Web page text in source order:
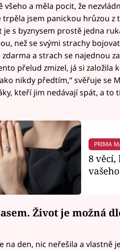
všeho a měla pocit, že
jsem panickou hrůzou z
s byznysem prostě jedna
než se svými strachy
zdarma a strach se najednou
přelud zmizel, já si
nikdy předtím,“ svěřuje se
kteří jim nedávají spát, a to
PRIMA
8
Život je možná
na den, nic neřešila a vlastně